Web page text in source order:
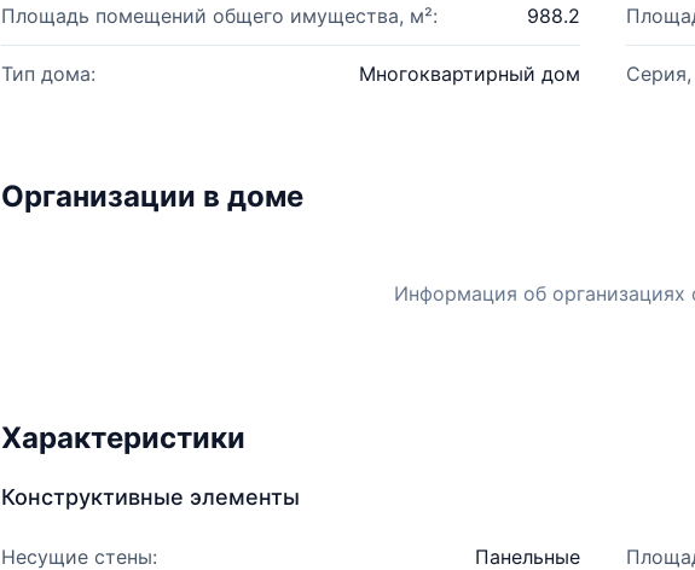
Площадь помещений общего имущества, м²: 988.2
Тип дома: Многоквартирный дом
Организации в доме
Информация об организациях
Характеристики
Конструктивные элементы
Несущие стены: Панельные